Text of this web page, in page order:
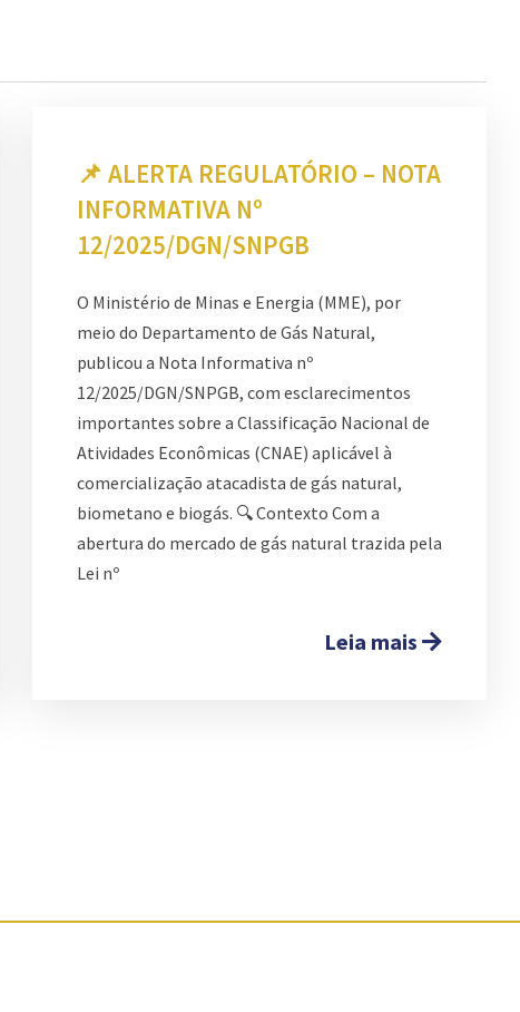
📌 ALERTA REGULATÓRIO – NOTA
INFORMATIVA Nº
12/2025/DGN/SNPGB
O Ministério de Minas e Energia (MME), por
meio do Departamento de Gás Natural,
publicou a Nota Informativa nº
12/2025/DGN/SNPGB, com esclarecimentos
importantes sobre a Classificação Nacional de
Atividades Econômicas (CNAE) aplicável à
comercialização atacadista de gás natural,
biometano e biogás. 🔍 Contexto Com a
abertura do mercado de gás natural trazida pela
Lei nº
Leia mais